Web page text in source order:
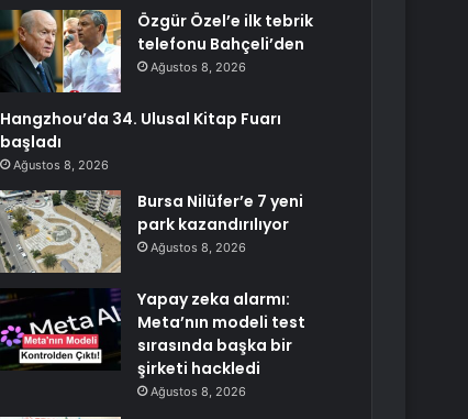
Özgür Özel’e ilk tebrik
telefonu Bahçeli’den
Ağustos 8, 2026
Hangzhou’da 34. Ulusal Kitap Fuarı
başladı
Ağustos 8, 2026
Bursa Nilüfer’e 7 yeni
park kazandırılıyor
Ağustos 8, 2026
Yapay zeka alarmı:
Meta’nın modeli test
sırasında başka bir
şirketi hackledi
Ağustos 8, 2026